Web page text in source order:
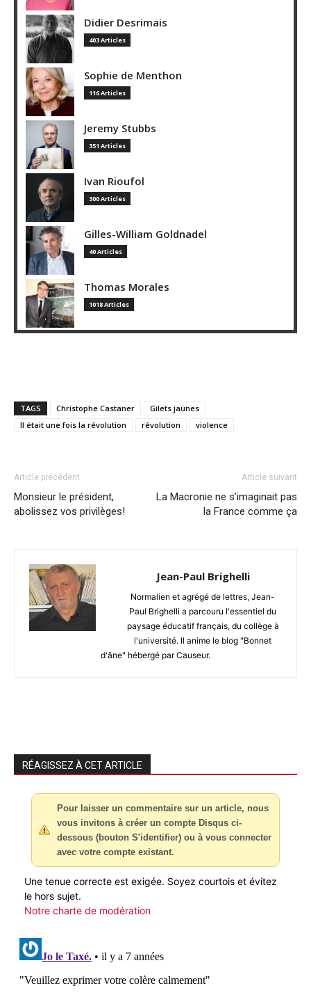
Didier Desrimais
403 Articles
Sophie de Menthon
116 Articles
Jeremy Stubbs
351 Articles
Ivan Rioufol
300 Articles
Gilles-William Goldnadel
40 Articles
Thomas Morales
1018 Articles
TAGS Christophe Castaner
Gilets jaunes
Il était une fois la révolution
révolution violence
Article précédent
Monsieur le président,
abolissez vos privilèges!
Article suivant
La Macronie ne s’imaginait pas
la France comme ça
Jean-Paul Brighelli
Normalien et agrégé de lettres, Jean-
Paul Brighelli a parcouru l'essentiel du
paysage éducatif français, du collège à
l'université. Il anime le blog "Bonnet
d'âne" hébergé par Causeur.
RÉAGISSEZ À CET ARTICLE
Pour laisser un commentaire sur un article, nous
vous invitons à créer un compte Disqus ci-
dessous (bouton S'identifier) ou à vous connecter
avec votre compte existant.
Une tenue correcte est exigée. Soyez courtois et évitez
le hors sujet.
Notre charte de modération